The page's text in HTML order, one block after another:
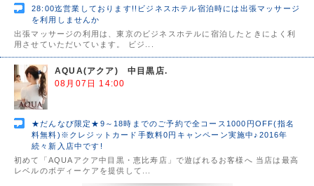
28:00迄営業しております!!ビジネスホテル宿泊時には出張マッサージ
を利用しませんか
出張マッサージの利用は、東京のビジネスホテルに宿泊したときによく利
用させていただいています。 ビジ...
AQUA(アクア) 中目黒店.
08月07日 14:00
★だんなび限定★9～18時までのご予約で全コース1000円OFF(指名
料無料)※クレジットカード手数料0円キャンペーン実施中♪2016年
続々新入店中です!
初めて「AQUAアクア中目黒・恵比寿店」で遊ばれるお客様へ 当店は最高
レベルのボディーケアを提供して...